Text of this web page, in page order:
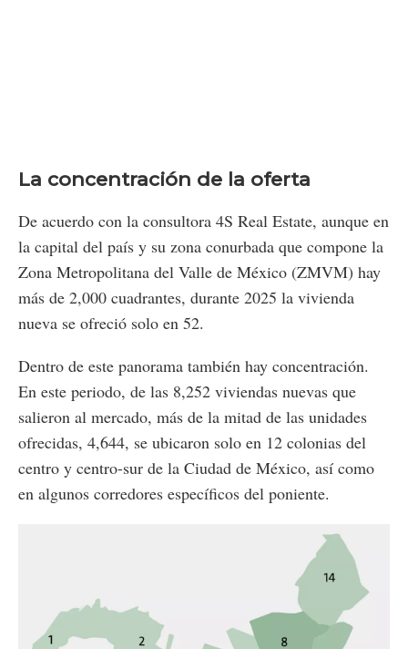
La concentración de la oferta
De acuerdo con la consultora 4S Real Estate, aunque en
la capital del país y su zona conurbada que compone la
Zona Metropolitana del Valle de México (ZMVM) hay
más de 2,000 cuadrantes, durante 2025 la vivienda
nueva se ofreció solo en 52.
Dentro de este panorama también hay concentración.
En este periodo, de las 8,252 viviendas nuevas que
salieron al mercado, más de la mitad de las unidades
ofrecidas, 4,644, se ubicaron solo en 12 colonias del
centro y centro-sur de la Ciudad de México, así como
en algunos corredores específicos del poniente.